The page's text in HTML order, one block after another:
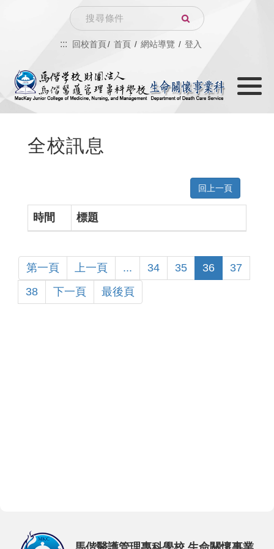
要
內
::: 回校首頁 首頁 網站導覽 登入
Search
Toggle
全校訊息
回上一頁
時間 標題
第一頁 上一頁 ... 34 35 36
37
38
下一頁 最後頁